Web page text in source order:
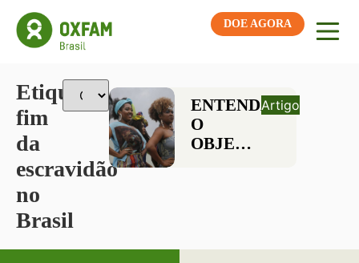
DOE AGORA
Etiqueta:
fim
da
escravidão
no
Brasil
ENTENDA
O
OBJETIVO
Artigo